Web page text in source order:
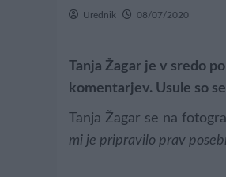
Urednik 08/07/2020
Tanja Žagar je v sredo
komentarjev. Usule so
Tanja Žagar se na
mi je pripravilo prav